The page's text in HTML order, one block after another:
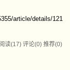
article/details/121
阅读(17) 评论(0) 推荐(0)